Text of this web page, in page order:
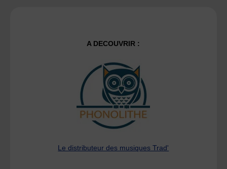
A DECOUVRIR :
Le distributeur des musiques Trad'